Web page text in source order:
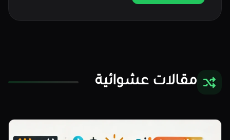
مقالات عشوائية